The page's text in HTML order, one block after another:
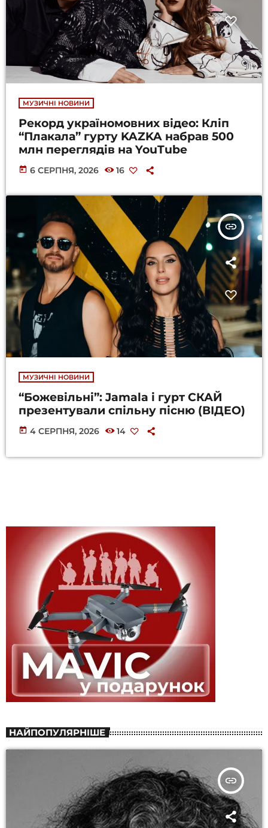
МУЗИЧНІ НОВИНИ
Рекорд україномовних відео: Кліп
“Плакала” гурту KAZKA набрав 500
млн переглядів на YouTube
today 6 СЕРПНЯ, 2026 16
insert_link
МУЗИЧНІ НОВИНИ
“Божевільні”: Jamala і гурт СКАЙ
презентували спільну пісню (ВІДЕО)
today 4 СЕРПНЯ, 2026 14
НАЙПОПУЛЯРНІШЕ
insert_link